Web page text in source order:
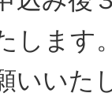
します
いいた